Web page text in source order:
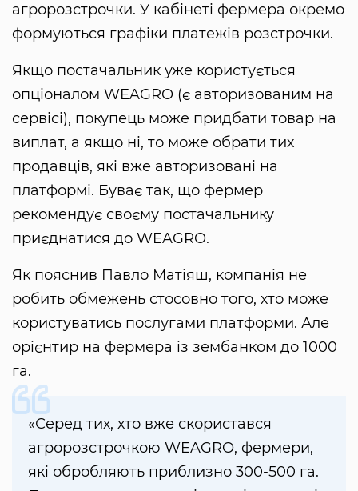
агророзстрочки. У кабінеті фермера окремо
формуються графіки платежів розстрочки.
Якщо постачальник уже користується
опціоналом WEAGRO (є авторизованим на
сервісі), покупець може придбати товар на
виплат, а якщо ні, то може обрати тих
продавців, які вже авторизовані на
платформі. Буває так, що фермер
рекомендує своєму постачальнику
приєднатися до WEAGRO.
Як пояснив Павло Матіяш, компанія не
робить обмежень стосовно того, хто може
користуватись послугами платформи. Але
орієнтир на фермера із зембанком до 1000
га.
«Серед тих, хто вже скористався
агророзстрочкою WEAGRO, фермери,
які обробляють приблизно 300-500 га.